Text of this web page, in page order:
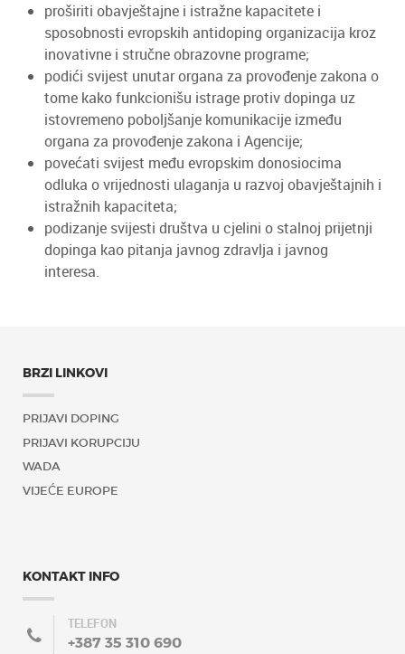
proširiti obavještajne i istražne kapacitete i
sposobnosti evropskih antidoping organizacija kroz
inovativne i stručne obrazovne programe;
podići svijest unutar organa za provođenje zakona o
tome kako funkcionišu istrage protiv dopinga uz
istovremeno poboljšanje komunikacije između
organa za provođenje zakona i Agencije;
povećati svijest među evropskim donosiocima
odluka o vrijednosti ulaganja u razvoj obavještajnih i
istražnih kapaciteta;
podizanje svijesti društva u cjelini o stalnoj prijetnji
dopinga kao pitanja javnog zdravlja i javnog
interesa.
BRZI LINKOVI
PRIJAVI DOPING
PRIJAVI KORUPCIJU
WADA
VIJEĆE EUROPE
KONTAKT INFO
TELEFON
+387 35 310 690